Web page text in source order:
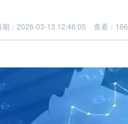
期：2026-03-13 12:46:05 查看：186